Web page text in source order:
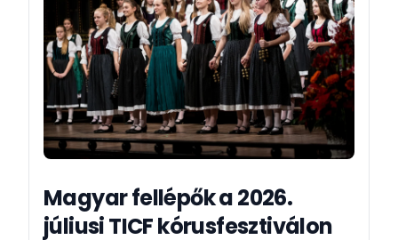
Magyar fellépők a 2026.
júliusi TICF kórusfesztiválon